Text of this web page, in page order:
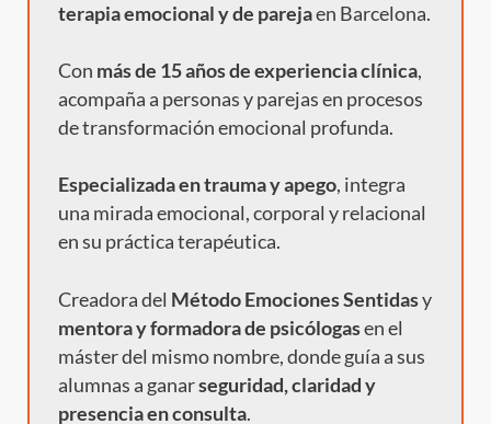
terapia emocional y de parejaen Barcelona.
Con más de 15 años de experiencia clínica,
acompaña a personas y parejas en procesos
de transformación emocional profunda.
Especializada en trauma y apego, integra
una mirada emocional, corporal y relacional
en su práctica terapéutica.
Creadora del Método Emociones Sentidasy
mentora y formadora de psicólogasen el
máster del mismo nombre, donde guía a sus
alumnas a ganarseguridad, claridad y
presencia en consulta.